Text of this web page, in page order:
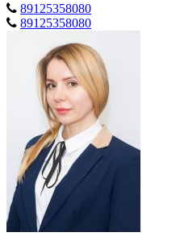
89125358080
89125358080